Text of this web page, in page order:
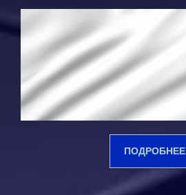
ПОДРОБНЕЕ